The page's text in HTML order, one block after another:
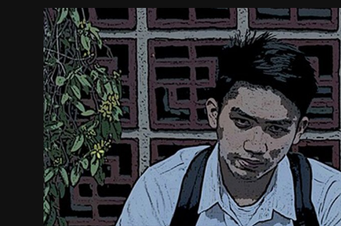
预告 剧照 推荐影片 剧情介绍